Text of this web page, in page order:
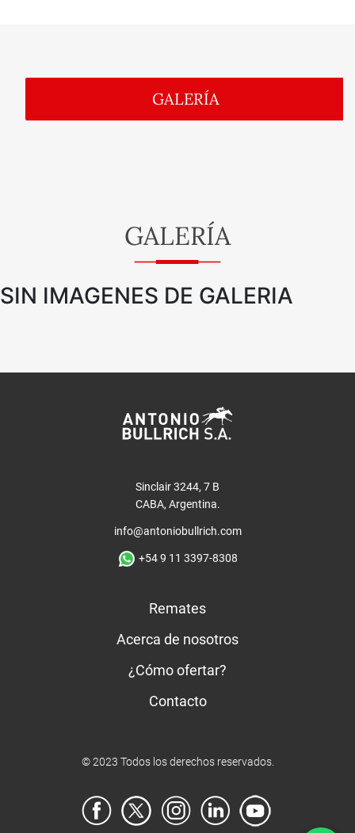
GALERÍA
GALERÍA
SIN IMAGENES DE GALERIA
Sinclair 3244, 7 B
CABA, Argentina.
info@antoniobullrich.com
+54 9 11 3397-8308
Remates
Acerca de nosotros
¿Cómo ofertar?
Contacto
© 2023 Todos los derechos reservados.